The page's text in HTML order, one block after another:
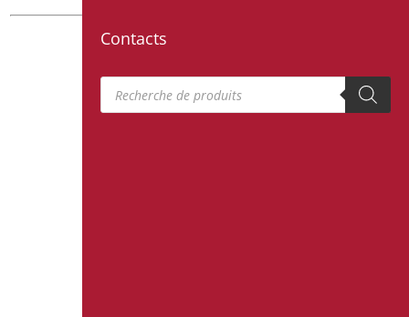
Contacts
Recherche de produits